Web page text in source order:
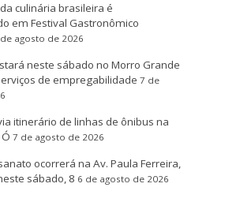
culinária brasileira é
em Festival Gastronômico
agosto de 2026
neste sábado no Morro Grande
de empregabilidade 7 de
itinerário de linhas de ônibus na
7 de agosto de 2026
ocorrerá na Av. Paula Ferreira,
sábado, 8 6 de agosto de 2026